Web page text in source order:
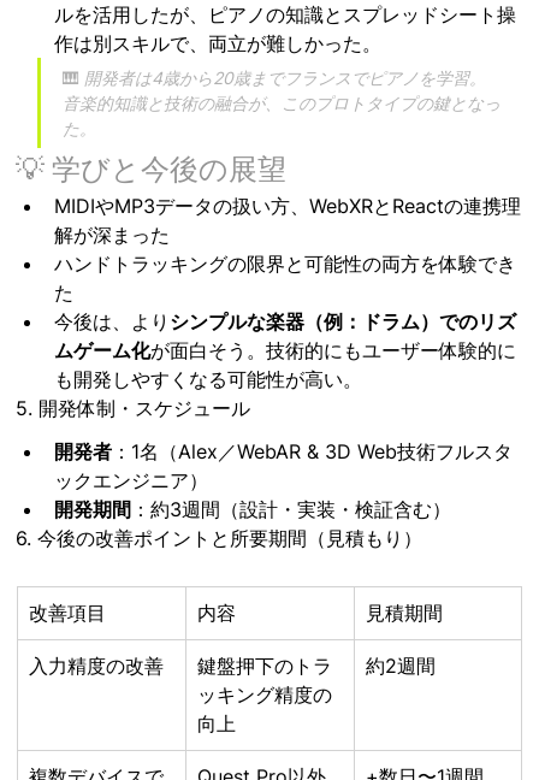
ルを活用したが、ピアノの知識とスプレッドシート操
作は別スキルで、両立が難しかった。
🎹 開発者は4歳から20歳までフランスでピアノを学習。
音楽的知識と技術の融合が、このプロトタイプの鍵となっ
た。
💡 学びと今後の展望
MIDIやMP3データの扱い方、WebXRとReactの連携理
解が深まった
ハンドトラッキングの限界と可能性の両方を体験でき
た
今後は、より シンプルな楽器（例：ドラム）でのリズ
ムゲーム化が面白そう。技術的にもユーザー体験的に
も開発しやすくなる可能性が高い。
5. 開発体制・スケジュール
開発者 ：1名（Alex／WebAR & 3D Web技術フルスタ
ックエンジニア）
開発期間 ：約3週間（設計・実装・検証含む）
6. 今後の改善ポイントと所要期間（見積もり）
改善項目 内容 見積期間
入力精度の改善
鍵盤押下のトラ
ッキング精度の
向上
約2週間